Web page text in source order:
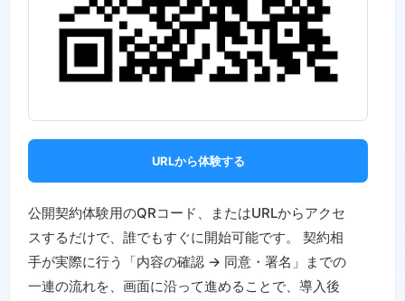
URLから体験する
公開契約体験用のQRコード、またはURLからアクセ
スするだけで、誰でもすぐに開始可能です。 契約相
手が実際に行う「内容の確認 → 同意・署名」までの
一連の流れを、画面に沿って進めることで、導入後